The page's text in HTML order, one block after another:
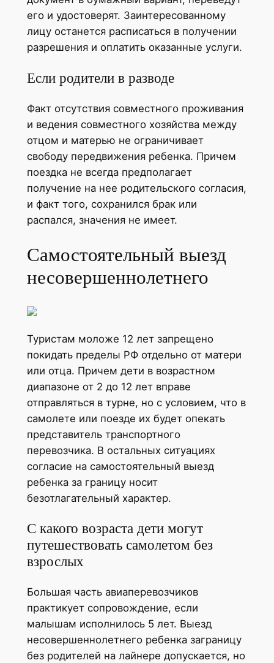
его и удостоверят. Заинтересованному
лицу останется расписаться в получении
разрешения и оплатить оказанные услуги.
Если родители в разводе
Факт отсутствия совместного проживания
и ведения совместного хозяйства между
отцом и матерью не ограничивает
свободу передвижения ребенка. Причем
поездка не всегда предполагает
получение на нее родительского согласия,
и факт того, сохранился брак или
распался, значения не имеет.
Самостоятельный выезд
несовершеннолетнего
Туристам моложе 12 лет запрещено
покидать пределы РФ отдельно от матери
или отца. Причем дети в возрастном
диапазоне от 2 до 12 лет вправе
отправляться в турне, но с условием, что в
самолете или поезде их будет опекать
представитель транспортного
перевозчика. В остальных ситуациях
согласие на самостоятельный выезд
ребенка за границу носит
безотлагательный характер.
С какого возраста дети могут
путешествовать самолетом без
взрослых
Большая часть авиаперевозчиков
практикует сопровождение, если
малышам исполнилось 5 лет. Выезд
несовершеннолетнего ребенка заграницу
без родителей на лайнере допускается, но